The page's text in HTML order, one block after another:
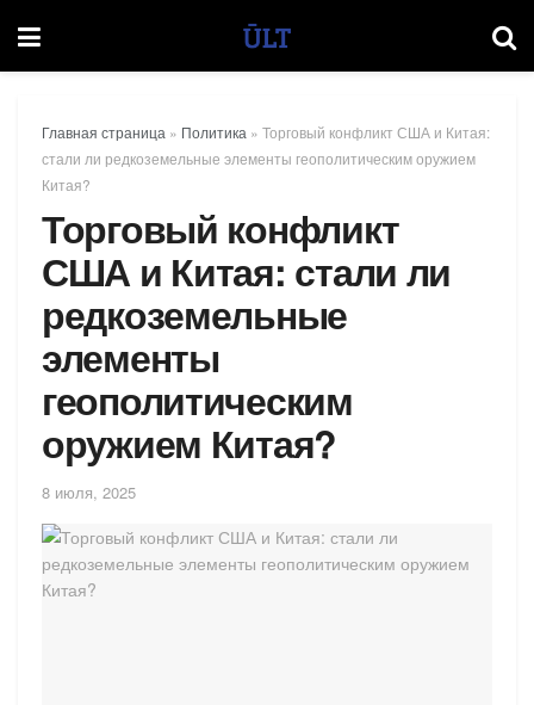
Главная страница » Политика » Торговый конфликт США и Китая:
стали ли редкоземельные элементы геополитическим оружием
Китая?
Торговый конфликт
США и Китая: стали ли
редкоземельные
элементы
геополитическим
оружием Китая?
8 июля, 2025